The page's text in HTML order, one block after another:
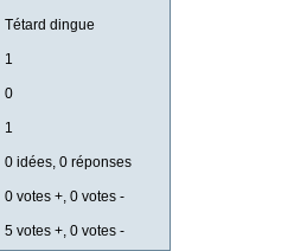
Tétard dingue
1
0
1
0 idées, 0 réponses
0 votes +, 0 votes -
5 votes +, 0 votes -